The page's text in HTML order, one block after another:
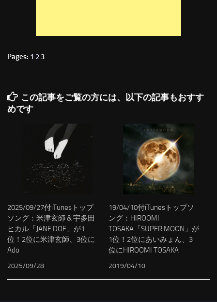
Pages: 1 2 3
この記事をご覧の方には、以下の記事もおすす
めです
2025/09/27付iTunesトップ
ソング：米津玄師 & 宇多田
ヒカル「JANE DOE」が1
位！2位に米津玄師、3位に
Ado
2025/09/28
19/04/10付iTunesトップソ
ング：HIROOMI
TOSAKA「SUPER MOON」が
1位！2位にあいみょん、3
位にHIROOMI TOSAKA
2019/04/10